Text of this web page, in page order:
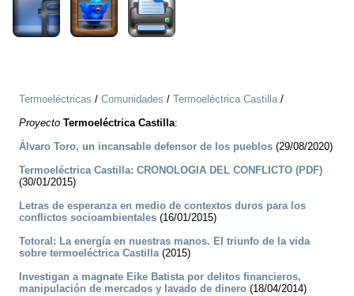
Termoeléctricas / Comunidades / Termoeléctrica Castilla/
Proyecto Termoeléctrica Castilla:
Álvaro Toro, un incansable defensor de los pueblos (29/08/2020)
Termoeléctrica Castilla: CRONOLOGIA DEL CONFLICTO (PDF)
(30/01/2015)
Letras de esperanza en medio de contextos duros para los
conflictos socioambientales (16/01/2015)
Totoral: La energía en nuestras manos. El triunfo de la vida
sobre termoeléctrica Castilla(2015)
Investigan a magnate Eike Batista por delitos financieros,
manipulación de mercados y lavado de dinero (18/04/2014)